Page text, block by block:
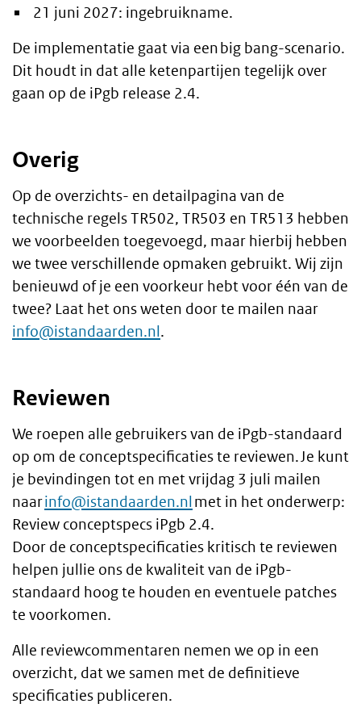
21 juni 2027: ingebruikname.
De implementatie gaat via een big bang-scenario.
Dit houdt in dat alle ketenpartijen tegelijk over
gaan op de iPgb release 2.4.
Overig
Op de overzichts- en detailpagina van de
technische regels TR502, TR503 en TR513 hebben
we voorbeelden toegevoegd, maar hierbij hebben
we twee verschillende opmaken gebruikt. Wij zijn
benieuwd of je een voorkeur hebt voor één van de
twee? Laat het ons weten door te mailen naar
info@istandaarden.nl.
Reviewen
We roepen alle gebruikers van de iPgb-standaard
op om de conceptspecificaties te reviewen. Je kunt
je bevindingen tot en met vrijdag 3 juli mailen
naarinfo@istandaarden.nlmet in het onderwerp:
Review conceptspecs iPgb 2.4.
Door de conceptspecificaties kritisch te reviewen
helpen jullie ons de kwaliteit van de iPgb-
standaard hoog te houden en eventuele patches
te voorkomen.
Alle reviewcommentaren nemen we op in een
overzicht, dat we samen met de definitieve
specificaties publiceren.